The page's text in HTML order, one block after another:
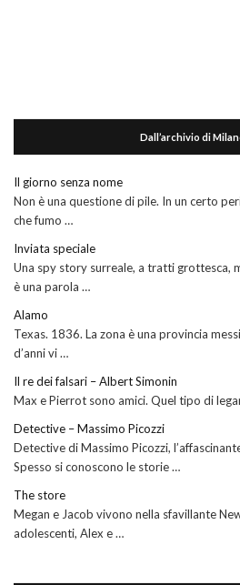
Dall’archivio di
Il giorno senza nome
Non è una questione di pile. In un certo
che fumo …
Inviata speciale
Una spy story surreale, a tratti grottesca,
è una parola …
Alamo
Texas. 1836. La zona è una provincia
d’anni vi …
Il re dei falsari – Albert Simonin
Max e Pierrot sono amici. Quel tipo di
Detective – Massimo Picozzi
Detective di Massimo Picozzi,
Spesso si conoscono le storie …
The store
Megan e Jacob vivono nella sfavillante
adolescenti, Alex e …